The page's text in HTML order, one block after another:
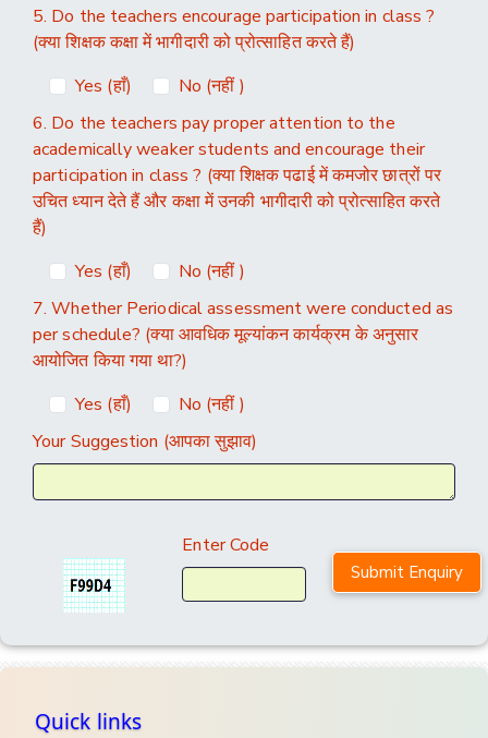
5. Do the teachers encourage participation in class ?
(क्या शिक्षक कक्षा में भागीदारी को प्रोत्साहित करते हैं)
Yes (हाँ)
No (नहीं )
6. Do the teachers pay proper attention to the
academically weaker students and encourage their
participation in class ? (क्या शिक्षक पढाई में कमजोर छात्रों पर
उचित ध्यान देते हैं और कक्षा में उनकी भागीदारी को प्रोत्साहित करते
हैं)
Yes (हाँ)
No (नहीं )
7. Whether Periodical assessment were conducted as
per schedule? (क्या आवधिक मूल्यांकन कार्यक्रम के अनुसार
आयोजित किया गया था?)
Yes (हाँ)
No (नहीं )
Your Suggestion (आपका सुझाव)
Enter Code
Quick links